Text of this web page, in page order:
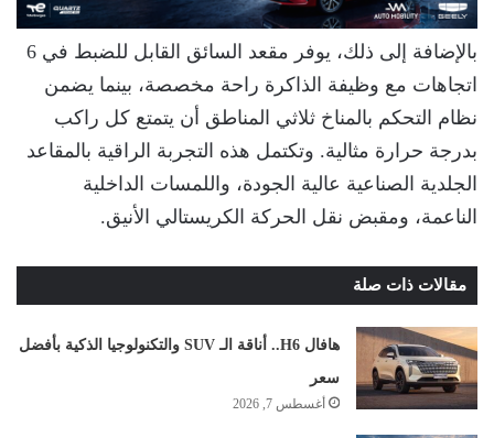
بالإضافة إلى ذلك، يوفر مقعد السائق القابل للضبط في 6
اتجاهات مع وظيفة الذاكرة راحة مخصصة، بينما يضمن
نظام التحكم بالمناخ ثلاثي المناطق أن يتمتع كل راكب
بدرجة حرارة مثالية. وتكتمل هذه التجربة الراقية بالمقاعد
الجلدية الصناعية عالية الجودة، واللمسات الداخلية
الناعمة، ومقبض نقل الحركة الكريستالي الأنيق.
مقالات ذات صلة
هافال H6.. أناقة الـ SUV والتكنولوجيا الذكية بأفضل
سعر
أغسطس 7, 2026